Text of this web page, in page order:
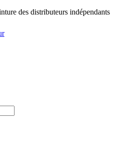
des distributeurs indépendants